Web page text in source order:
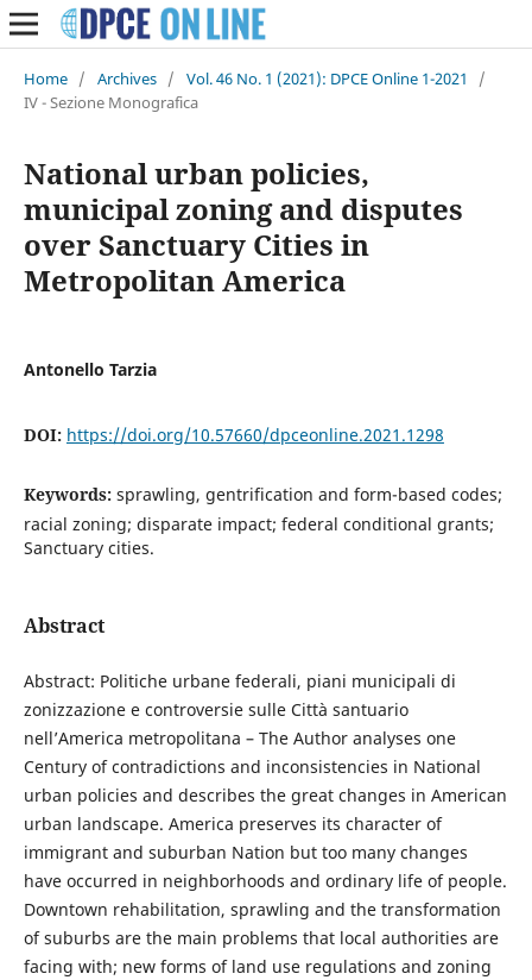
Home / Archives / Vol. 46 No. 1 (2021): DPCE Online 1-2021
/
IV - Sezione Monografica
National urban policies,
municipal zoning and disputes
over Sanctuary Cities in
Metropolitan America
Antonello Tarzia
DOI: https://doi.org/10.57660/dpceonline.2021.1298
Keywords: sprawling, gentrification and form-based codes;
racial zoning; disparate impact; federal conditional grants;
Sanctuary cities.
Abstract
Abstract: Politiche urbane federali, piani municipali di
zonizzazione e controversie sulle Città santuario
nell’America metropolitana – The Author analyses one
Century of contradictions and inconsistencies in National
urban policies and describes the great changes in American
urban landscape. America preserves its character of
immigrant and suburban Nation but too many changes
have occurred in neighborhoods and ordinary life of people.
Downtown rehabilitation, sprawling and the transformation
of suburbs are the main problems that local authorities are
facing with; new forms of land use regulations and zoning